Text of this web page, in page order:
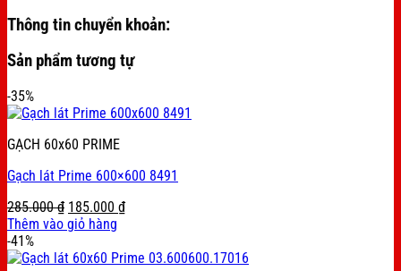
Thông tin chuyển khoản:
Sản phẩm tương tự
-35%
GẠCH 60x60 PRIME
Gạch lát Prime 600×600 8491
285.000₫ Original
price
285.000 ₫.
185.000 ₫Current
185.000 ₫.
Thêm vào giỏ hàng
-41%